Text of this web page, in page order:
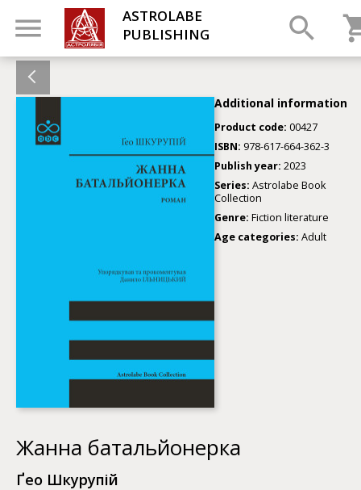
ASTROLABE
PUBLISHING
Additional information
Product code: 00427
ISBN: 978-617-664-362-3
Publish year: 2023
Series: Astrolabe Book
Collection
Genre: Fiction literature
Age categories: Adult
Жанна батальйонерка
Ґео Шкурупій